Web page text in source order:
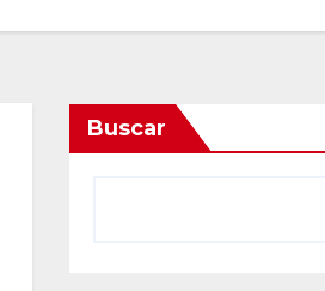
Buscar